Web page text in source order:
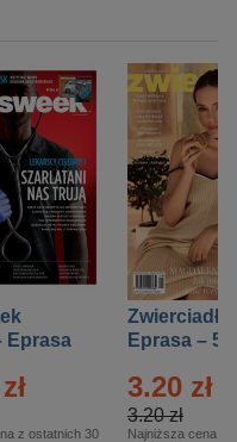
Eprasa
z ostatnich 30
Zwierciadło
Eprasa – 5/
3.20 zł
3.20 zł
Najniższa cena z